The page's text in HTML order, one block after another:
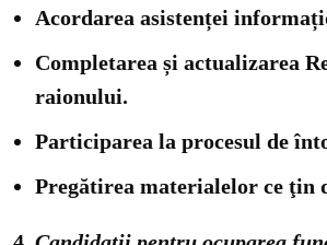
Acordarea asistenței
Completarea și actualizarea
raionului.
Participarea la procesul de
Pregătirea materialelor ce ţin